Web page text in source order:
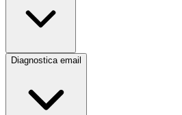
Diagnostica email